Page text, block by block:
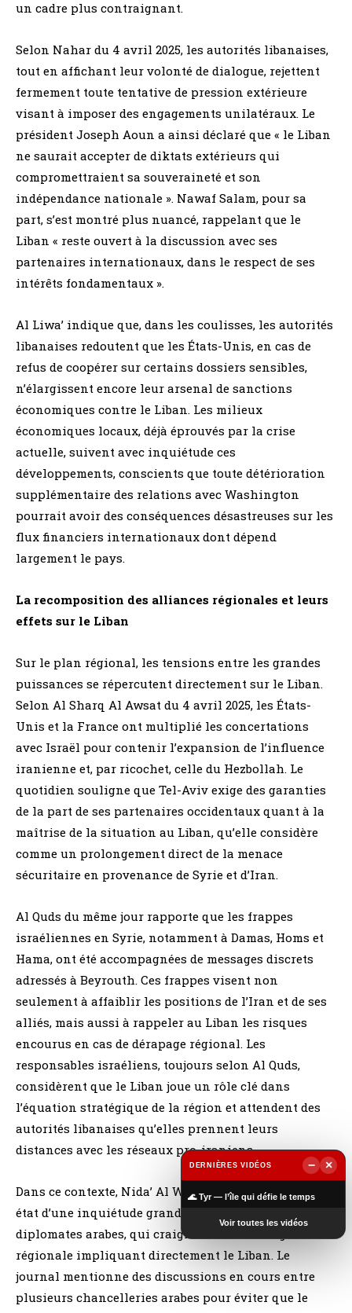
un cadre plus contraignant.
Selon Nahar du 4 avril 2025, les autorités libanaises,
tout en affichant leur volonté de dialogue, rejettent
fermement toute tentative de pression extérieure
visant à imposer des engagements unilatéraux. Le
président Joseph Aoun a ainsi déclaré que « le Liban
ne saurait accepter de diktats extérieurs qui
compromettraient sa souveraineté et son
indépendance nationale ». Nawaf Salam, pour sa
part, s’est montré plus nuancé, rappelant que le
Liban « reste ouvert à la discussion avec ses
partenaires internationaux, dans le respect de ses
intérêts fondamentaux ».
Al Liwa’ indique que, dans les coulisses, les autorités
libanaises redoutent que les États-Unis, en cas de
refus de coopérer sur certains dossiers sensibles,
n’élargissent encore leur arsenal de sanctions
économiques contre le Liban. Les milieux
économiques locaux, déjà éprouvés par la crise
actuelle, suivent avec inquiétude ces
développements, conscients que toute détérioration
supplémentaire des relations avec Washington
pourrait avoir des conséquences désastreuses sur les
flux financiers internationaux dont dépend
largement le pays.
La recomposition des alliances régionales et leurs
effets sur le Liban
Sur le plan régional, les tensions entre les grandes
puissances se répercutent directement sur le Liban.
Selon Al Sharq Al Awsat du 4 avril 2025, les États-
Unis et la France ont multiplié les concertations
avec Israël pour contenir l’expansion de l’influence
iranienne et, par ricochet, celle du Hezbollah. Le
quotidien souligne que Tel-Aviv exige des garanties
de la part de ses partenaires occidentaux quant à la
maîtrise de la situation au Liban, qu’elle considère
comme un prolongement direct de la menace
sécuritaire en provenance de Syrie et d’Iran.
Al Quds du même jour rapporte que les frappes
israéliennes en Syrie, notamment à Damas, Homs et
Hama, ont été accompagnées de messages discrets
adressés à Beyrouth. Ces frappes visent non
seulement à affaiblir les positions de l’Iran et de ses
alliés, mais aussi à rappeler au Liban les risques
encourus en cas de dérapage régional. Les
responsables israéliens, toujours selon Al Quds,
considèrent que le Liban joue un rôle clé dans
l’équation stratégique de la région et attendent des
autorités libanaises qu’elles prennent leurs
distances avec les réseaux pro-iraniens.
Dans ce contexte, Nida’ Al Watan du 4 avril 2025 fait
état d’une inquiétude grandissante parmi les
diplomates arabes, qui craignent une conflagration
régionale impliquant directement le Liban. Le
journal mentionne des discussions en cours entre
plusieurs chancelleries arabes pour éviter que le
DERNIÈRES VIDÉOS −
×
🌊 Tyr — l’île qui défie le temps
Voir toutes les vidéos